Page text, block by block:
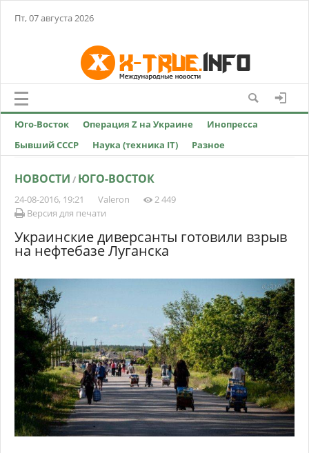
Пт, 07 августа 2026
Юго-Восток Операция Z на Украине
Инопресса
Бывший СССР
Наука (техника IT) Разное
НОВОСТИ / ЮГО-ВОСТОК
24-08-2016, 19:21 Valeron
2 449
Версия для печати
Украинские диверсанты готовили взрыв
на нефтебазе Луганска